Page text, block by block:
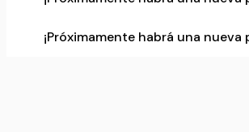
¡Próximamente habrá una nueva